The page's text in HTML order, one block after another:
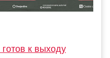
к выходу